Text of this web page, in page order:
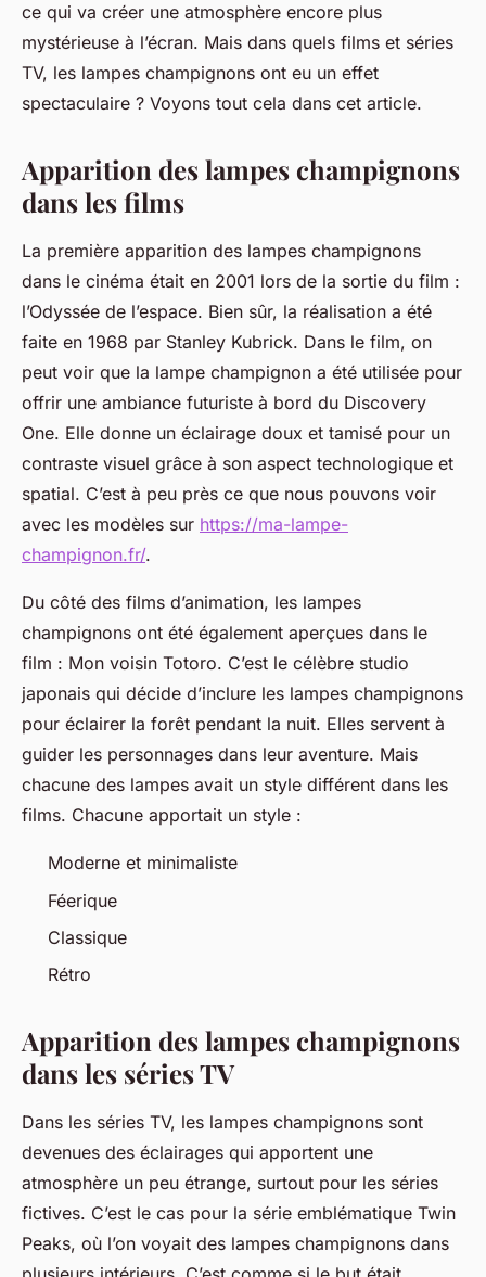
ce qui va créer une atmosphère encore plus
mystérieuse à l’écran. Mais dans quels films et séries
TV, les lampes champignons ont eu un effet
spectaculaire ? Voyons tout cela dans cet article.
Apparition des lampes champignons
dans les films
La première apparition des lampes champignons
dans le cinéma était en 2001 lors de la sortie du film :
l’Odyssée de l’espace. Bien sûr, la réalisation a été
faite en 1968 par Stanley Kubrick. Dans le film, on
peut voir que la lampe champignon a été utilisée pour
offrir une ambiance futuriste à bord du Discovery
One. Elle donne un éclairage doux et tamisé pour un
contraste visuel grâce à son aspect technologique et
spatial. C’est à peu près ce que nous pouvons voir
avec les modèles sur https://ma-lampe-
champignon.fr/.
Du côté des films d’animation, les lampes
champignons ont été également aperçues dans le
film : Mon voisin Totoro. C’est le célèbre studio
japonais qui décide d’inclure les lampes champignons
pour éclairer la forêt pendant la nuit. Elles servent à
guider les personnages dans leur aventure. Mais
chacune des lampes avait un style différent dans les
films. Chacune apportait un style :
Moderne et minimaliste
Féerique
Classique
Rétro
Apparition des lampes champignons
dans les séries TV
Dans les séries TV, les lampes champignons sont
devenues des éclairages qui apportent une
atmosphère un peu étrange, surtout pour les séries
fictives. C’est le cas pour la série emblématique Twin
Peaks, où l’on voyait des lampes champignons dans